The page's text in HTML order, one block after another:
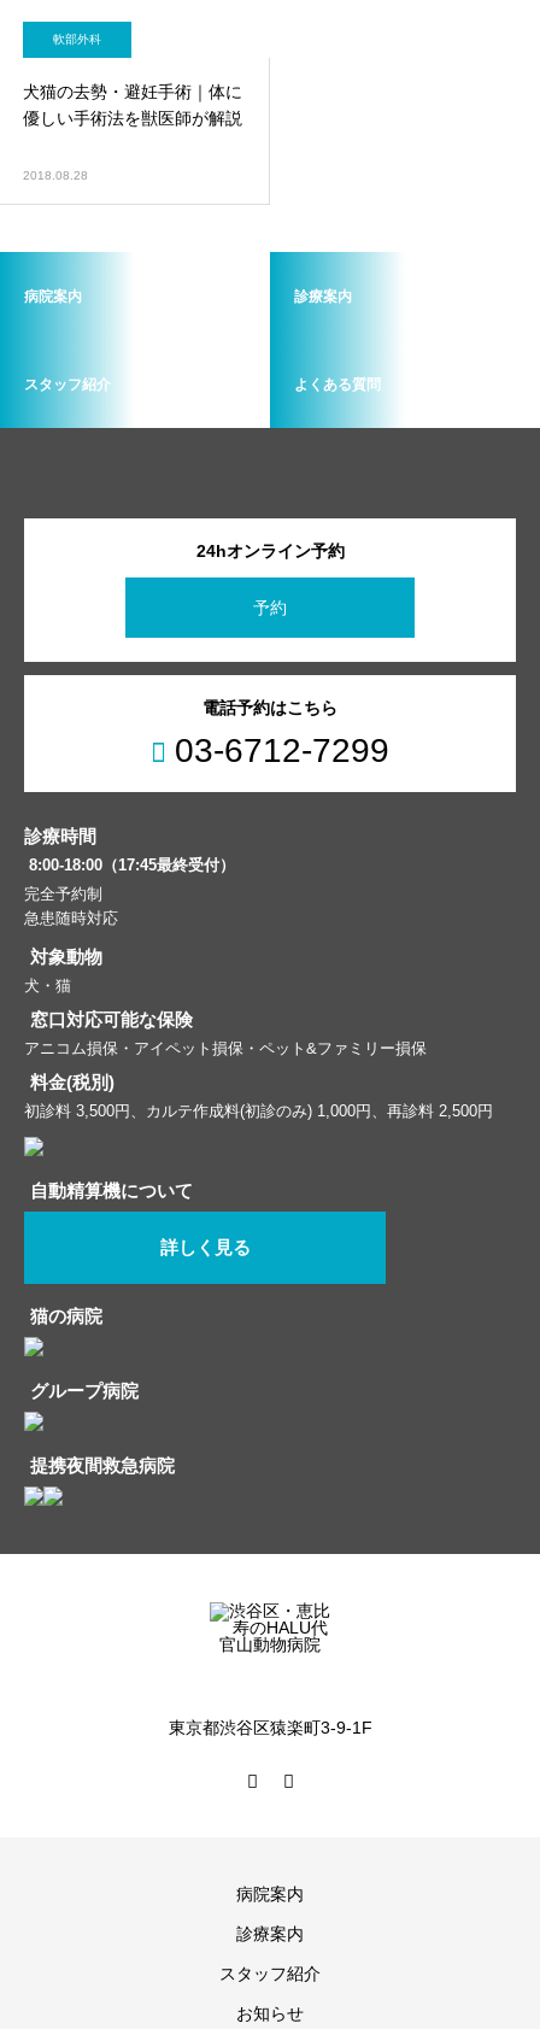
軟部外科
犬猫の去勢・避妊手術｜体に
優しい手術法を獣医師が解説
2018.08.28
病院案内 診療案内
スタッフ紹介 よくある質問
24hオンライン予約
予約
電話予約はこちら
03-6712-7299
診療時間
8:00-18:00（17:45最終受付）
完全予約制
急患随時対応
対象動物
犬・猫
窓口対応可能な保険
アニコム損保・アイペット損保・ペット&ファミリー損保
料金(税別)
初診料 3,500円、カルテ作成料(初診のみ) 1,000円、再診料 2,500円
自動精算機について
詳しく見る
猫の病院
グループ病院
提携夜間救急病院
東京都渋谷区猿楽町3-9-1F
病院案内
診療案内
スタッフ紹介
お知らせ